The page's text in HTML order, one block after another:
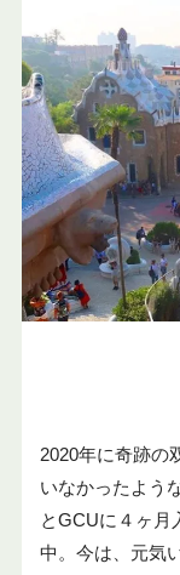
2020年に奇跡の
いなかったよう
とGCUに４ヶ月
中。今は、元気